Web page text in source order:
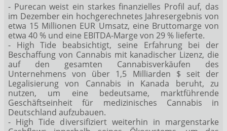
- Purecan weist ein starkes finanzielles Profil auf, das
im Dezember ein hochgerechnetes Jahresergebnis von
etwa 15 Millionen EUR Umsatz, eine Bruttomarge von
etwa 40 % und eine EBITDA-Marge von 29 % lieferte.
- High Tide beabsichtigt, seine Erfahrung bei der
Beschaffung von Cannabis mit kanadischer Lizenz, die
auf den gesamten Cannabisverkäufen des
Unternehmens von über 1,5 Milliarden $ seit der
Legalisierung von Cannabis in Kanada beruht, zu
nutzen, um eine bedeutsame, marktführende
Geschäftseinheit für medizinisches Cannabis in
Deutschland aufzubauen.
- High Tide diversifiziert weiterhin in margenstarke